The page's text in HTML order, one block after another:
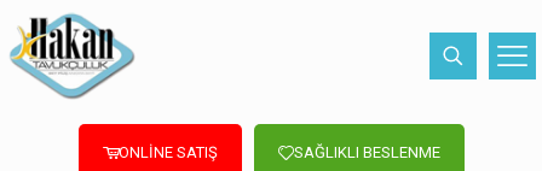
ONLİNE SATIŞ SAĞLIKLI BESLENME